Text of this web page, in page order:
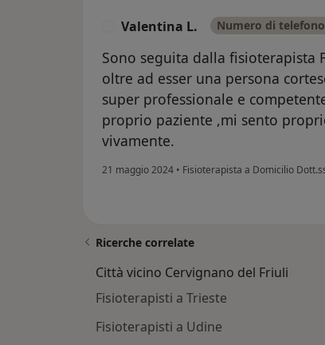
Valentina L. Numero di
Sono seguita dalla fisioterapista
oltre ad esser una persona
super professionale e
proprio paziente ,mi sento
vivamente.
21 maggio 2024 • Fisioterapista a Domicilio
Ricerche correlate
Città vicino Cervignano del Friuli
Fisioterapisti a Trieste
Fisioterapisti a Udine